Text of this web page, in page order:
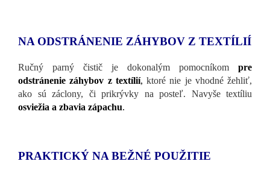
NA ODSTRÁNENIE ZÁHYBOV Z TEXTÍLIÍ
Ručný parný čistič je dokonalým pomocníkom pre
odstránenie záhybov z textílií, ktoré nie je vhodné žehliť,
ako sú záclony, či prikrývky na posteľ. Navyše textíliu
osviežia a zbavia zápachu.
PRAKTICKÝ NA BEŽNÉ POUŽITIE